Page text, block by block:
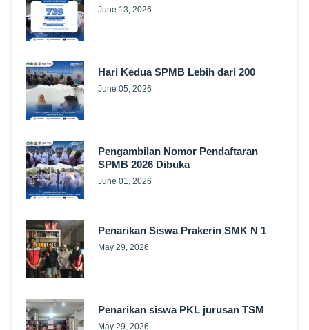
June 13, 2026
Hari Kedua SPMB Lebih dari 200
June 05, 2026
Pengambilan Nomor Pendaftaran
SPMB 2026 Dibuka
June 01, 2026
Penarikan Siswa Prakerin SMK N 1
May 29, 2026
Penarikan siswa PKL jurusan TSM
May 29, 2026